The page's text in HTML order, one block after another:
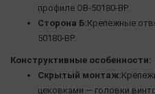
профиле OB-50180-BP.
Сторона Б:Крепежные
50180-BP.
Конструктивные особенности:
Скрытый монтаж:
цековками — головки